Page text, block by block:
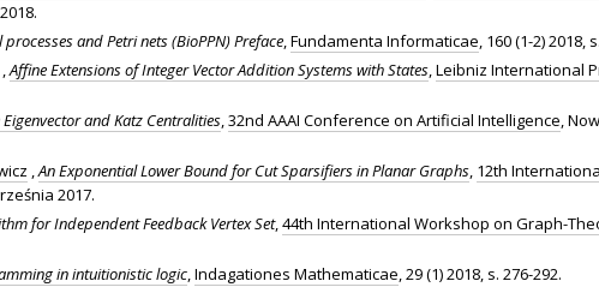
and Petri nets (BioPPN) Preface Fundamenta Informaticae , 160 (1-2) 2018,
Affine Extensions of Integer Vector Addition Systems with States Leibniz International
and Katz Centralities 32nd AAAI Conference on Artificial Intelligence ,
An Exponential Lower Bound for Cut Sparsifiers in Planar Graphs 12th
2017.
for Independent Feedback Vertex Set, 44th International Workshop on Graph-
in intuitionistic logic Indagationes Mathematicae , 29 (1) 2018, s. 276-292.